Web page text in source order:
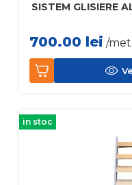
SISTEM GLISIERE
700.00 lei /
in stoc